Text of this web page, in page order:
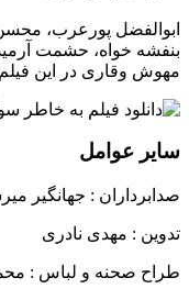
ابوالفضل پورعرب، محسن
بنفشه خواه، حشمت
مهوش وقاری در این فیلم
سایر عوامل
صدابرداران : جهانگیر
تدوین : مهدی نادری
طراح صحنه و لباس :